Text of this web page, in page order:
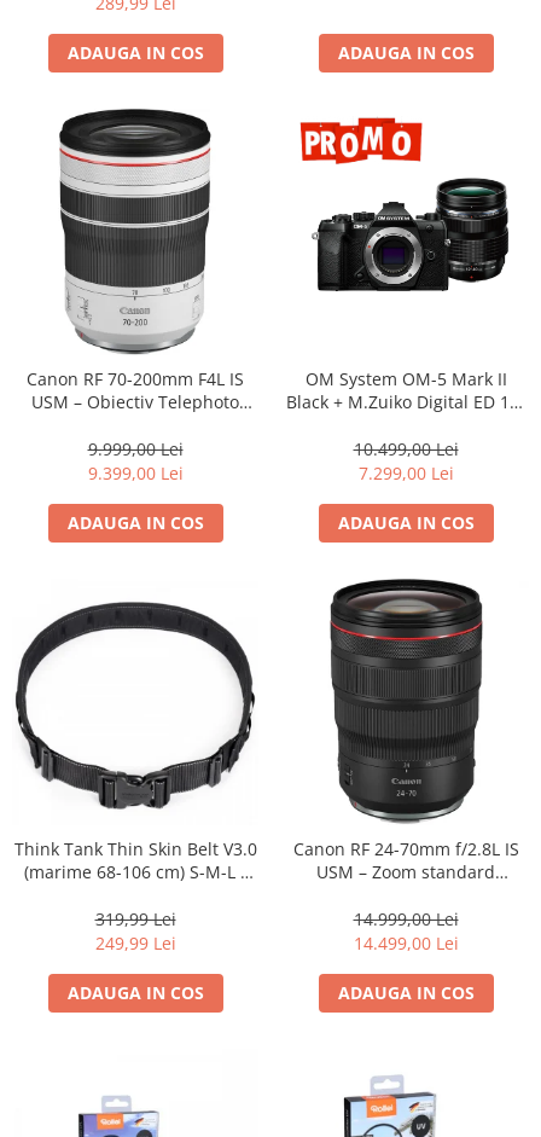
ADAUGA IN COS ADAUGA IN COS
Canon RF 70-200mm F4L IS
USM – Obiectiv Telephoto
9.999,00 Lei
9.399,00 Lei
ADAUGA IN COS
OM System OM-5 Mark II
Black + M.Zuiko Digital ED 12-
camera mirrorless Micro Four
Thirds 20.4MP
10.499,00 Lei
7.299,00 Lei
ADAUGA IN COS
Think Tank Thin Skin Belt V3.0
(marime 68-106 cm) S-M-L -
319,99 Lei
249,99 Lei
ADAUGA IN COS
Canon RF 24-70mm f/2.8L IS
USM – Zoom standard
14.999,00 Lei
14.499,00 Lei
ADAUGA IN COS